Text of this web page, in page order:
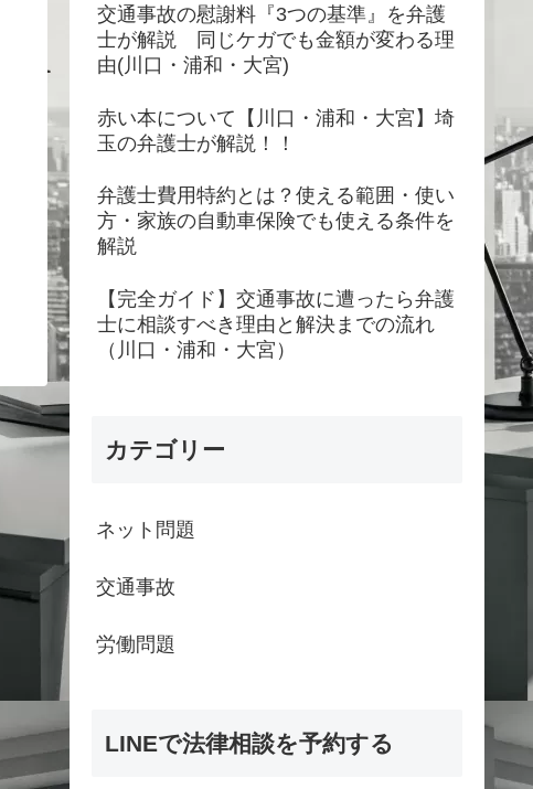
交通事故の慰謝料『3つの基準』を弁護
士が解説 同じケガでも金額が変わる理
由(川口・浦和・大宮)
赤い本について【川口・浦和・大宮】埼
玉の弁護士が解説！！
弁護士費用特約とは？使える範囲・使い
方・家族の自動車保険でも使える条件を
解説
【完全ガイド】交通事故に遭ったら弁護
士に相談すべき理由と解決までの流れ
（川口・浦和・大宮）
カテゴリー
ネット問題
交通事故
労働問題
LINEで法律相談を予約する